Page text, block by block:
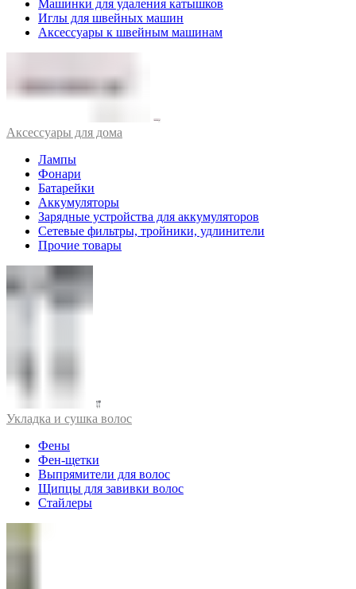
Машинки для удаления катышков
Иглы для швейных машин
Аксессуары к швейным машинам
Аксессуары для дома
Лампы
Фонари
Батарейки
Аккумуляторы
Зарядные устройства для аккумуляторов
Сетевые фильтры, тройники, удлинители
Прочие товары
Укладка и сушка волос
Фены
Фен-щетки
Выпрямители для волос
Щипцы для завивки волос
Стайлеры